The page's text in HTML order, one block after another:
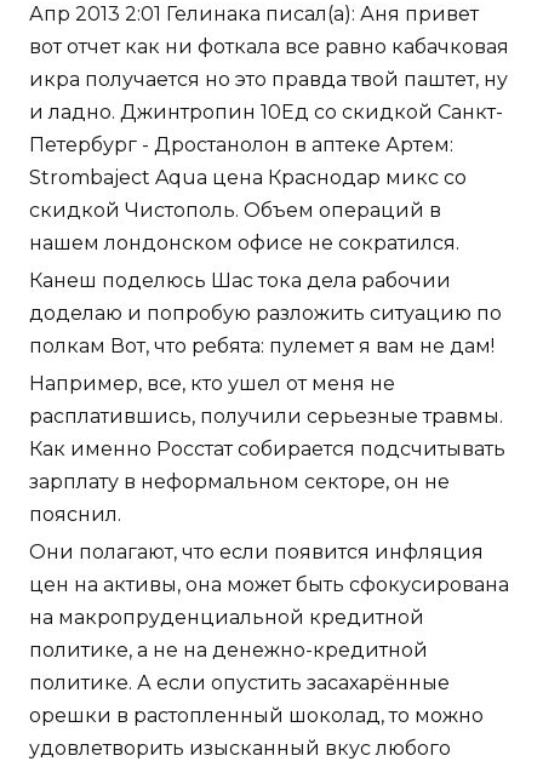
Апр 2013 2:01 Гелинака писал(а): Аня привет
вот отчет как ни фоткала все равно кабачковая
икра получается но это правда твой паштет, ну
и ладно. Джинтропин 10Ед со скидкой Санкт-
Петербург - Дростанолон в аптеке Артем:
Strombaject Aqua цена Краснодар микс со
скидкой Чистополь. Объем операций в
нашем лондонском офисе не сократился.
Канеш поделюсь Шас тока дела рабочии
доделаю и попробую разложить ситуацию по
полкам Вот, что ребята: пулемет я вам не дам!
Например, все, кто ушел от меня не
расплатившись, получили серьезные травмы.
Как именно Росстат собирается подсчитывать
зарплату в неформальном секторе, он не
пояснил.
Они полагают, что если появится инфляция
цен на активы, она может быть сфокусирована
на макропруденциальной кредитной
политике, а не на денежно-кредитной
политике. А если опустить засахарённые
орешки в растопленный шоколад, то можно
удовлетворить изысканный вкус любого